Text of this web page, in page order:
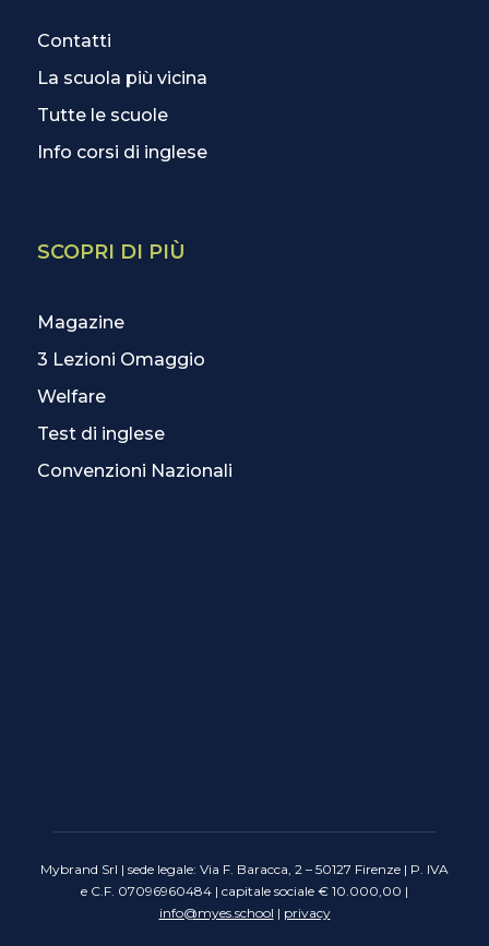
Contatti
La scuola più vicina
Tutte le scuole
Info corsi di inglese
SCOPRI DI PIÙ
Magazine
3 Lezioni Omaggio
Welfare
Test di inglese
Convenzioni Nazionali
Mybrand Srl | sede legale: Via F. Baracca, 2 – 50127 Firenze | P. IVA
e C.F. 07096960484 | capitale sociale € 10.000,00 |
info@myes.school | privacy